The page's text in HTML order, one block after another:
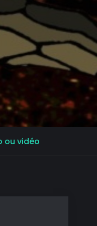
ou vidéo